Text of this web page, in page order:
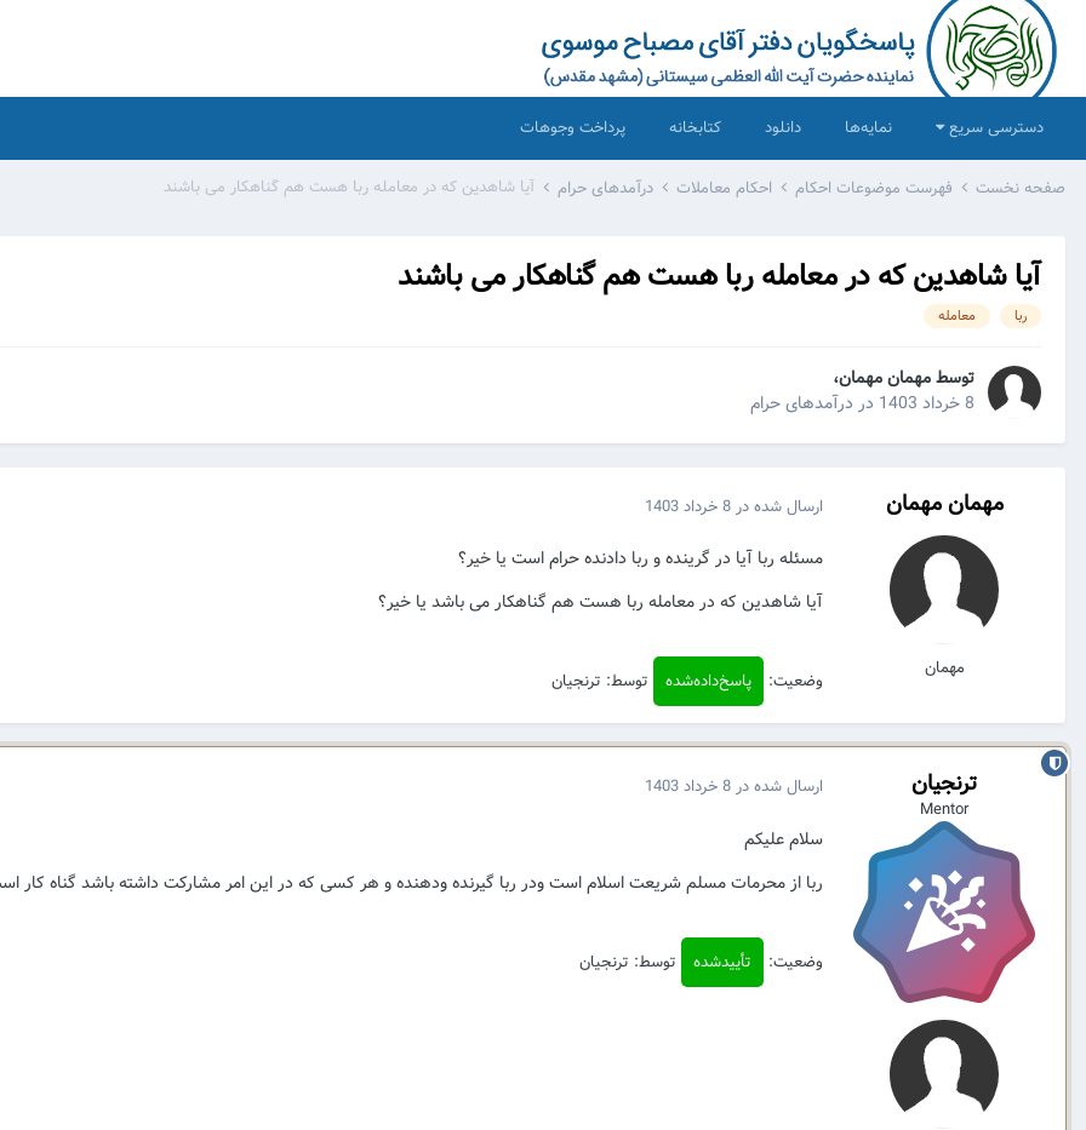
دسترسی سریع نمایه‌ها دانلود کتابخانه پرداخت وجوهات
صفحه نخست فهرست موضوعات احکام احکام معاملات درآمدهای حرام آیا شاهدین که در معامله ربا هست هم گناهکار می باشند
آیا شاهدین که در معامله ربا هست هم گناهکار می باشند
ربا معامله
توسط مهمان مهمان،
8 خرداد 1403
در درآمدهای حرام
مهمان مهمان
مهمان
ارسال شده در 8 خرداد 1403
مسئله ربا آیا در گرینده و ربا دادنده حرام است یا خیر؟
آیا شاهدین که در معامله ربا هست هم گناهکار می باشد یا خیر؟
وضعیت: پاسخ‌داده‌شده توسط: ترنجیان
ترنجیان
Mentor
ارسال شده در 8 خرداد 1403
سلام علیکم
ربا از محرمات مسلم شریعت اسلام است ودر ربا گیرنده ودهنده و هر کسی که در این امر مشارکت داشته باشد گناه کار
وضعیت: تأییدشده توسط: ترنجیان